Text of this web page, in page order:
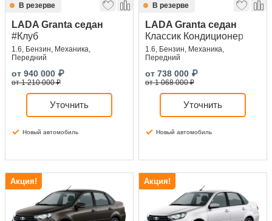
В резерве
LADA Granta седан
#Клуб
1.6, Бензин, Механика,
Передний
от 940 000 ₽
от 1 210 000 ₽
Уточнить
Новый автомобиль
В резерве
LADA Granta седан
Классик Кондиционер
1.6, Бензин, Механика,
Передний
от 738 000 ₽
от 1 068 000 ₽
Уточнить
Новый автомобиль
Акция! Акция!